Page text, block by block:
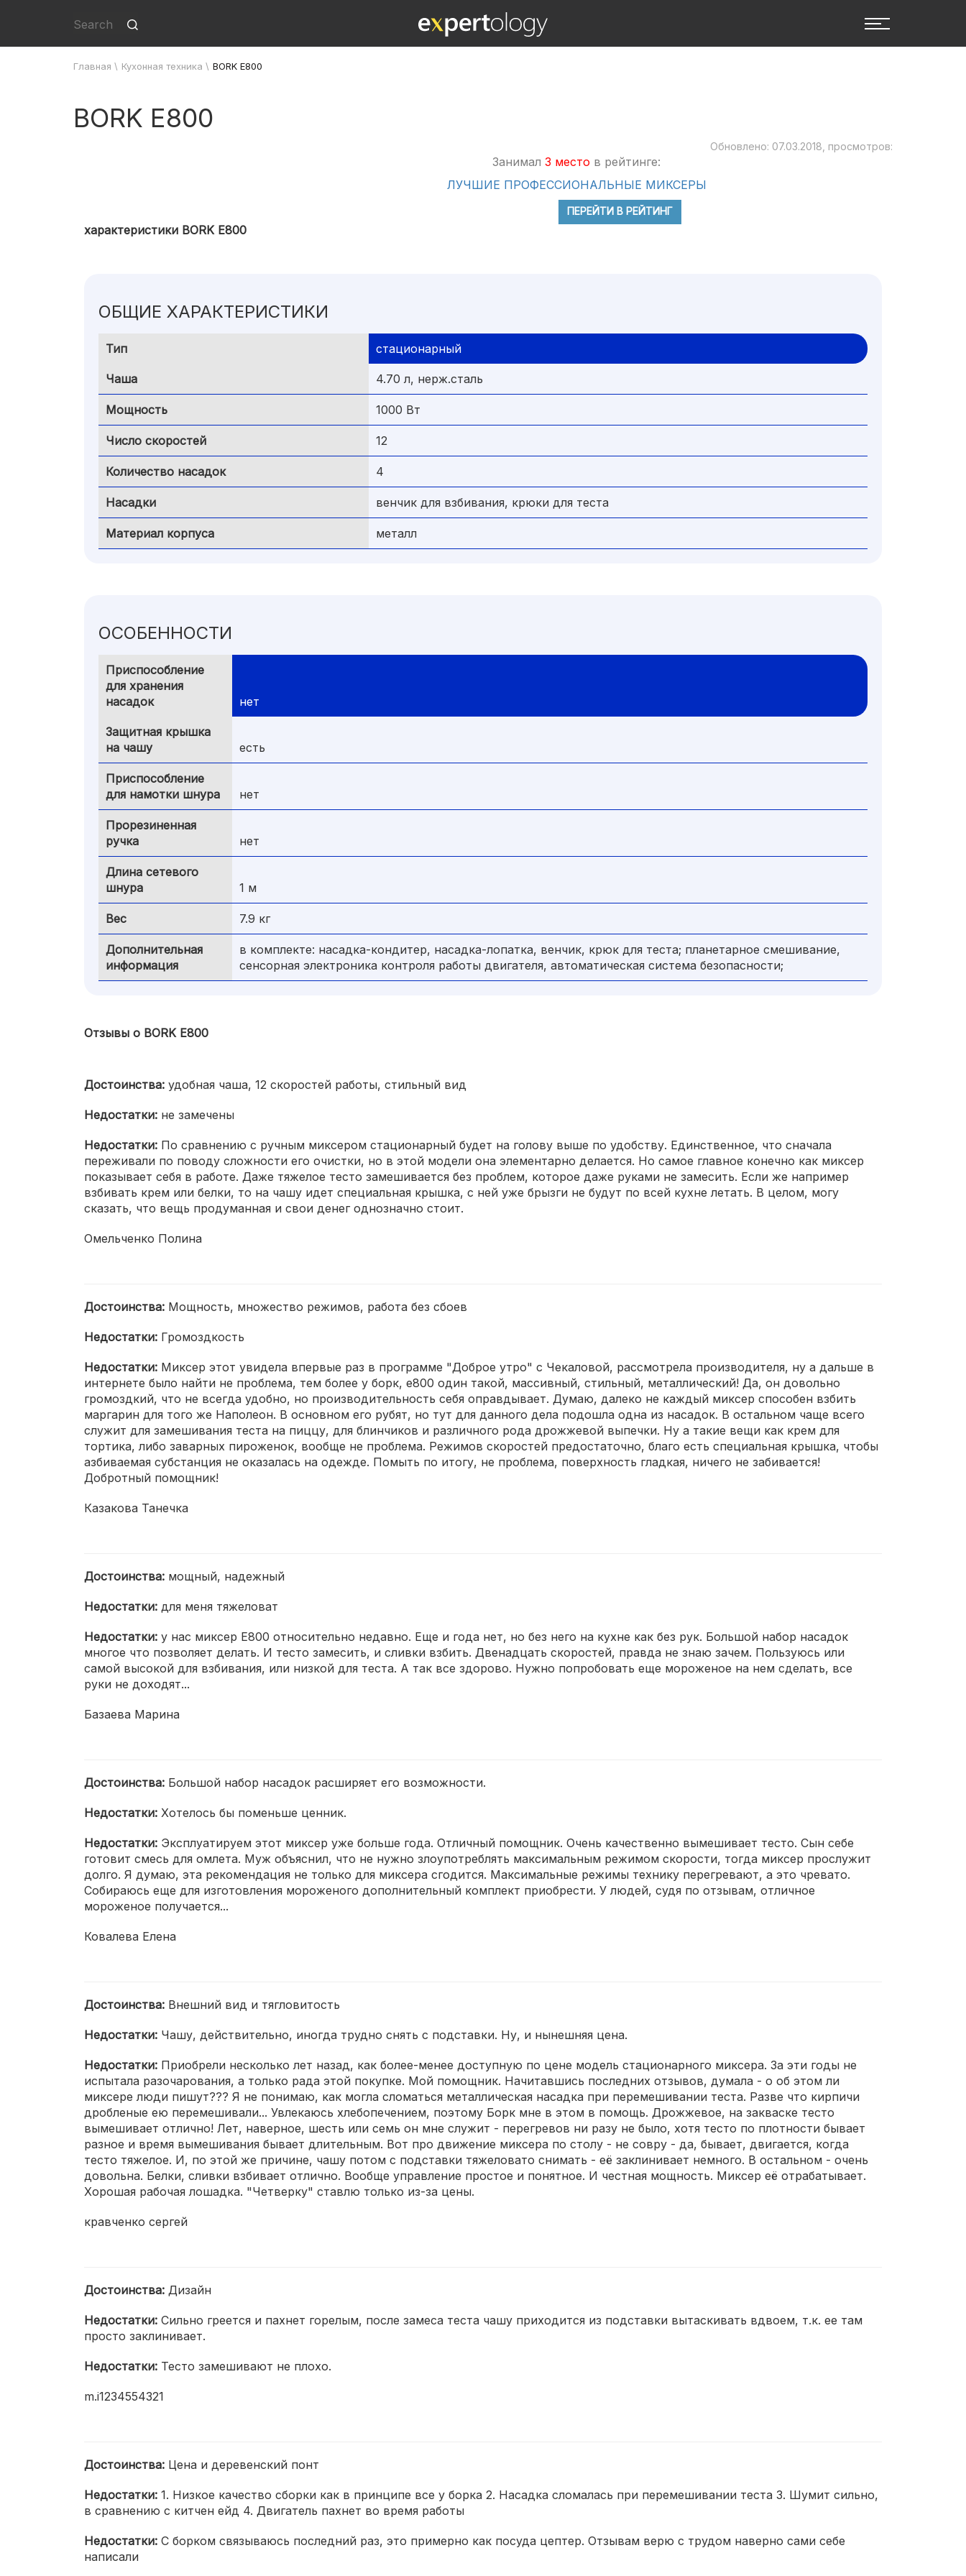
Главная \ Кухонная техника \ BORK E800
BORK E800
Обновлено: 07.03.2018, просмотров:
Занимал 3 место в рейтинге:
ЛУЧШИЕ ПРОФЕССИОНАЛЬНЫЕ МИКСЕРЫ
ПЕРЕЙТИ В РЕЙТИНГ
характеристики BORK E800
ОБЩИЕ ХАРАКТЕРИСТИКИ
Тип стационарный
Чаша 4.70 л, нерж.сталь
Мощность 1000 Вт
Число скоростей 12
Количество насадок 4
Насадки венчик для взбивания, крюки для теста
Материал корпуса металл
ОСОБЕННОСТИ
Приспособление
для хранения
насадок
нет
Защитная крышка
на чашу
есть
Приспособление
для намотки шнура
нет
Прорезиненная
ручка
нет
Длина сетевого
шнура
1 м
Вес 7.9 кг
Дополнительная
информация
в комплекте: насадка-кондитер, насадка-лопатка, венчик, крюк для теста; планетарное смешивание,
сенсорная электроника контроля работы двигателя, автоматическая система безопасности;
Отзывы о BORK E800
Достоинства: удобная чаша, 12 скоростей работы, стильный вид
Недостатки: не замечены
Недостатки: По сравнению с ручным миксером стационарный будет на голову выше по удобству. Единственное, что сначала
переживали по поводу сложности его очистки, но в этой модели она элементарно делается. Но самое главное конечно как миксер
показывает себя в работе. Даже тяжелое тесто замешивается без проблем, которое даже руками не замесить. Если же например
взбивать крем или белки, то на чашу идет специальная крышка, с ней уже брызги не будут по всей кухне летать. В целом, могу
сказать, что вещь продуманная и свои денег однозначно стоит.
Омельченко Полина
Достоинства: Мощность, множество режимов, работа без сбоев
Недостатки: Громоздкость
Недостатки: Миксер этот увидела впервые раз в программе "Доброе утро" с Чекаловой, рассмотрела производителя, ну а дальше в
интернете было найти не проблема, тем более у борк, е800 один такой, массивный, стильный, металлический! Да, он довольно
громоздкий, что не всегда удобно, но производительность себя оправдывает. Думаю, далеко не каждый миксер способен взбить
маргарин для того же Наполеон. В основном его рубят, но тут для данного дела подошла одна из насадок. В остальном чаще всего
служит для замешивания теста на пиццу, для блинчиков и различного рода дрожжевой выпечки. Ну а такие вещи как крем для
тортика, либо заварных пироженок, вообще не проблема. Режимов скоростей предостаточно, благо есть специальная крышка, чтобы
азбиваемая субстанция не оказалась на одежде. Помыть по итогу, не проблема, поверхность гладкая, ничего не забивается!
Добротный помощник!
Казакова Танечка
Достоинства: мощный, надежный
Недостатки: для меня тяжеловат
Недостатки: у нас миксер E800 относительно недавно. Еще и года нет, но без него на кухне как без рук. Большой набор насадок
многое что позволяет делать. И тесто замесить, и сливки взбить. Двенадцать скоростей, правда не знаю зачем. Пользуюсь или
самой высокой для взбивания, или низкой для теста. А так все здорово. Нужно попробовать еще мороженое на нем сделать, все
руки не доходят...
Базаева Марина
Достоинства: Большой набор насадок расширяет его возможности.
Недостатки: Хотелось бы поменьше ценник.
Недостатки: Эксплуатируем этот миксер уже больше года. Отличный помощник. Очень качественно вымешивает тесто. Сын себе
готовит смесь для омлета. Муж объяснил, что не нужно злоупотреблять максимальным режимом скорости, тогда миксер прослужит
долго. Я думаю, эта рекомендация не только для миксера сгодится. Максимальные режимы технику перегревают, а это чревато.
Собираюсь еще для изготовления мороженого дополнительный комплект приобрести. У людей, судя по отзывам, отличное
мороженое получается...
Ковалева Елена
Достоинства: Внешний вид и тягловитость
Недостатки: Чашу, действительно, иногда трудно снять с подставки. Ну, и нынешняя цена.
Недостатки: Приобрели несколько лет назад, как более-менее доступную по цене модель стационарного миксера. За эти годы не
испытала разочарования, а только рада этой покупке. Мой помощник. Начитавшись последних отзывов, думала - о об этом ли
миксере люди пишут??? Я не понимаю, как могла сломаться металлическая насадка при перемешивании теста. Разве что кирпичи
дробленые ею перемешивали... Увлекаюсь хлебопечением, поэтому Борк мне в этом в помощь. Дрожжевое, на закваске тесто
вымешивает отлично! Лет, наверное, шесть или семь он мне служит - перегревов ни разу не было, хотя тесто по плотности бывает
разное и время вымешивания бывает длительным. Вот про движение миксера по столу - не совру - да, бывает, двигается, когда
тесто тяжелое. И, по этой же причине, чашу потом с подставки тяжеловато снимать - её заклинивает немного. В остальном - очень
довольна. Белки, сливки взбивает отлично. Вообще управление простое и понятное. И честная мощность. Миксер её отрабатывает.
Хорошая рабочая лошадка. "Четверку" ставлю только из-за цены.
кравченко сергей
Достоинства: Дизайн
Недостатки: Сильно греется и пахнет горелым, после замеса теста чашу приходится из подставки вытаскивать вдвоем, т.к. ее там
просто заклинивает.
Недостатки: Тесто замешивают не плохо.
m.i1234554321
Достоинства: Цена и деревенский понт
Недостатки: 1. Низкое качество сборки как в принципе все у борка 2. Насадка сломалась при перемешивании теста 3. Шумит сильно,
в сравнению с китчен ейд 4. Двигатель пахнет во время работы
Недостатки: С борком связываюсь последний раз, это примерно как посуда цептер. Отзывам верю с трудом наверно сами себе
написали